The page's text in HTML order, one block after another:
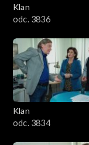
Klan
odc. 3836
Klan
odc. 3834